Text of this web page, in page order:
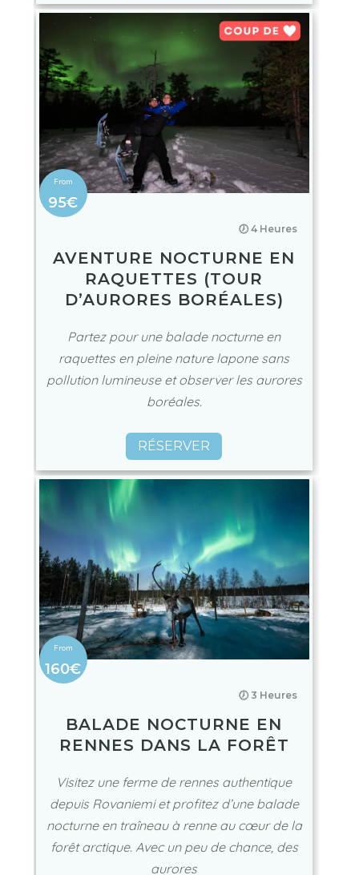
95€
🕖 4 Heures
AVENTURE NOCTURNE EN
RAQUETTES (TOUR
D’AURORES BORÉALES)
Partez pour une balade nocturne en
raquettes en pleine nature lapone sans
pollution lumineuse et observer les aurores
boréales.
RÉSERVER
160€
🕖 3 Heures
BALADE NOCTURNE EN
RENNES DANS LA FORÊT
Visitez une ferme de rennes authentique
depuis Rovaniemi et profitez d’une balade
nocturne en traîneau à renne au cœur de la
forêt arctique. Avec un peu de chance, des
aurores